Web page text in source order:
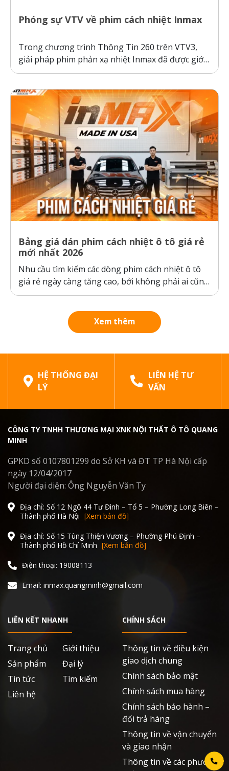
Phóng sự VTV về phim cách nhiệt Inmax
Trong chương trình Thông Tin 260 trên VTV3,
giải pháp phim phản xạ nhiệt Inmax đã được giới
thiệu như một bước tiến công nghệ giúp bảo vệ ô
nóng gay gắt. Thực tế kiểm nghiệm cho thấy, ô...
Bảng giá dán phim cách nhiệt ô tô giá rẻ
mới nhất 2026
Nhu cầu tìm kiếm các dòng phim cách nhiệt ô tô
giá rẻ ngày càng tăng cao, bởi không phải ai cũng
sẵn sàng bỏ ra hàng chục triệu đồng cho một gói
hãng” và “hàng giả, hàng nhái”...
Xem thêm
HỆ THỐNG ĐẠI
LÝ
LIÊN HỆ TƯ
VẤN
CÔNG TY TNHH THƯƠNG MẠI XNK NỘI THẤT Ô TÔ QUANG
MINH
GPKD số 0107801299 do Sở KH và ĐT TP Hà Nội cấp
ngày 12/04/2017
Người đại diện: Ông Nguyễn Văn Ty
Địa chỉ: Số 12 Ngõ 44 Tư Đình – Tổ 5 – Phường Long Biên –
Thành phố Hà Nội [Xem bản đồ]
Địa chỉ: Số 15 Tùng Thiện Vương – Phường Phú Định –
Thành phố Hồ Chí Minh [Xem bản đồ]
Điện thoại: 19008113
Email: inmax.quangminh@gmail.com
LIÊN KẾT NHANH
Trang chủ
Giới thiệu
Sản phẩm
Đại lý
Tin tức
Tìm kiếm
Liên hệ
CHÍNH SÁCH
Thông tin về điều kiện
giao dịch chung
Chính sách bảo mật
Chính sách mua hàng
Chính sách bảo hành –
đổi trả hàng
Thông tin về vận chuyển
và giao nhận
Thông tin về các phương